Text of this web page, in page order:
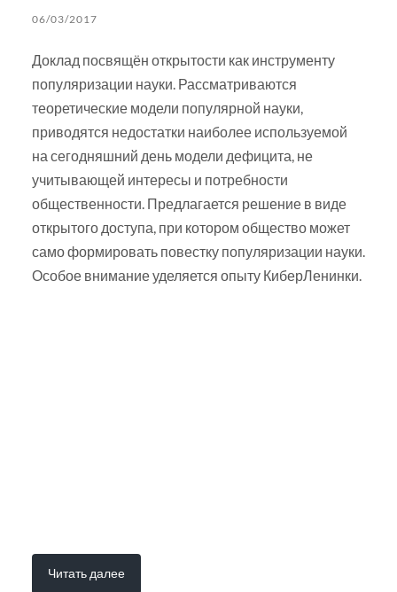
06/03/2017
Доклад посвящён открытости как инструменту
популяризации науки. Рассматриваются
теоретические модели популярной науки,
приводятся недостатки наиболее используемой
на сегодняшний день модели дефицита, не
учитывающей интересы и потребности
общественности. Предлагается решение в виде
открытого доступа, при котором общество может
само формировать повестку популяризации науки.
Особое внимание уделяется опыту КиберЛенинки.
Читать далее